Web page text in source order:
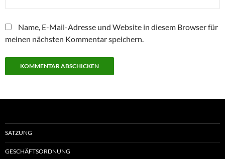
Name, E-Mail-Adresse und Website in diesem Browser für
meinen nächsten Kommentar speichern.
SATZUNG
GESCHÄFTSORDNUNG